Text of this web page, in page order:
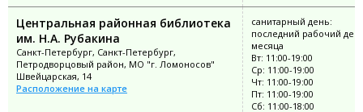
Центральная районная библиотека
им. Н.А. Рубакина
Санкт-Петербург, Санкт-Петербург,
Петродворцовый район, МО "г. Ломоносов"
Швейцарская, 14
Расположение на карте
санитарный день:
последний рабочий
месяца
Вт: 11:00-19:00
Ср: 11:00-19:00
Чт: 11:00-19:00
Пт: 11:00-19:00
Сб: 11:00-18:00